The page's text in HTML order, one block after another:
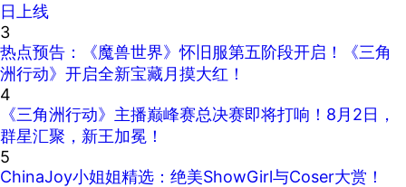
日上线
3
热点预告：《魔兽世界》怀旧服第五阶段开启！《三角
洲行动》开启全新宝藏月摸大红！
4
《三角洲行动》主播巅峰赛总决赛即将打响！8月2日，
群星汇聚，新王加冕！
5
ChinaJoy小姐姐精选：绝美ShowGirl与Coser大赏！